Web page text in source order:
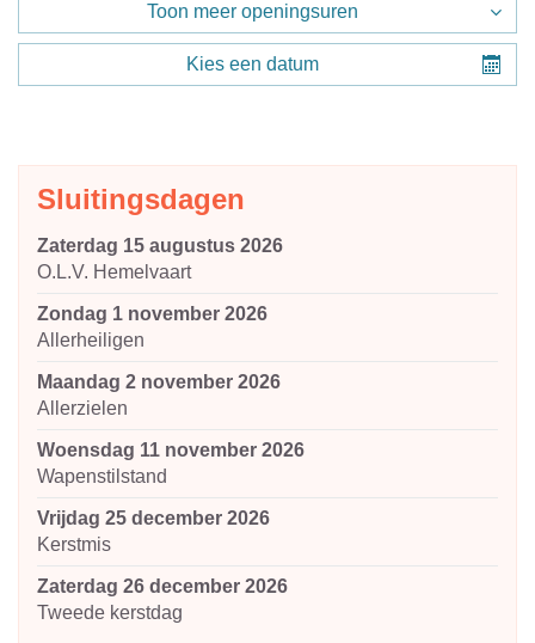
Toon meer openingsuren
Kies een datum
Sluitingsdagen
zaterdag 15 augustus 2026
O.L.V. Hemelvaart
zondag 1 november 2026
Allerheiligen
maandag 2 november 2026
Allerzielen
woensdag 11 november 2026
Wapenstilstand
vrijdag 25 december 2026
Kerstmis
zaterdag 26 december 2026
Tweede kerstdag